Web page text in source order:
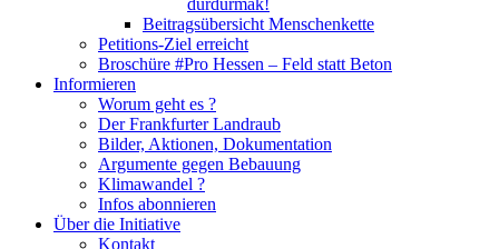
durdurmak!
Beitragsübersicht Menschenkette
Petitions-Ziel erreicht
Broschüre #Pro Hessen – Feld statt Beton
Informieren
Worum geht es ?
Der Frankfurter Landraub
Bilder, Aktionen, Dokumentation
Argumente gegen Bebauung
Klimawandel ?
Infos abonnieren
Über die Initiative
Kontakt